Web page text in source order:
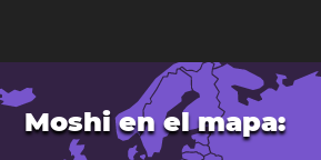
Moshi en el mapa: